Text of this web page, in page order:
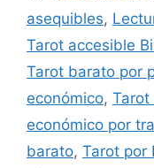
asequibles,
Tarot accesible
Tarot barato por
económico, Tarot
económico por
barato, Tarot por